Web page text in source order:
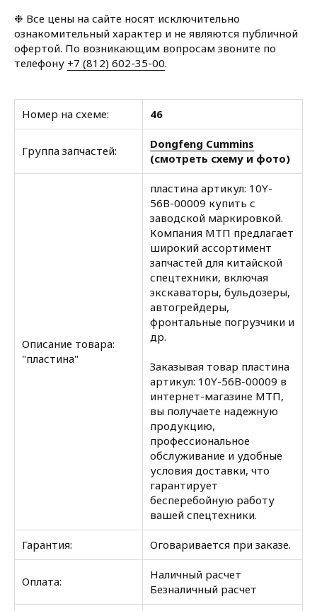
❉ Все цены на сайте носят исключительно
ознакомительный характер и не являются публичной
офертой. По возникающим вопросам звоните по
телефону +7 (812) 602-35-00.
Номер на схеме: 46
Группа запчастей:
Dongfeng Cummins
(смотреть схему и фото)
Описание товара:
"пластина"
пластина артикул: 10Y-
56B-00009 купить с
заводской маркировкой.
Компания МТП предлагает
широкий ассортимент
запчастей для китайской
спецтехники, включая
экскаваторы, бульдозеры,
автогрейдеры,
фронтальные погрузчики и
др.
Заказывая товар пластина
артикул: 10Y-56B-00009 в
интернет-магазине МТП,
вы получаете надежную
продукцию,
профессиональное
обслуживание и удобные
условия доставки, что
гарантирует
бесперебойную работу
вашей спецтехники.
Гарантия: Оговаривается при заказе.
Оплата:
Наличный расчет
Безналичный расчет